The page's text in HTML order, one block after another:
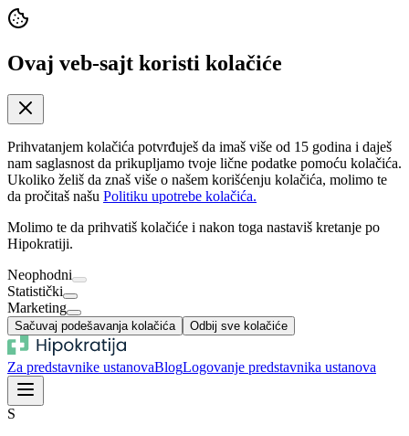
Ovaj veb-sajt koristi kolačiće
Prihvatanjem kolačića potvrđuješ da imaš više od 15 godina i daješ
nam saglasnost da prikupljamo tvoje lične podatke pomoću kolačića.
Ukoliko želiš da znaš više o našem korišćenju kolačića, molimo te
da pročitaš našu Politiku upotrebe kolačića.
Molimo te da prihvatiš kolačiće i nakon toga nastaviš kretanje po
Hipokratiji.
Neophodni
Statistički
Marketing
Sačuvaj podešavanja kolačića Odbij sve kolačiće
Za predstavnike ustanovaBlogLogovanje predstavnika ustanova
S